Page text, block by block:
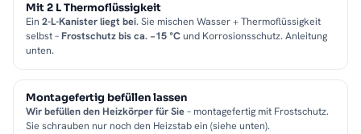
Mit 2 L Thermoflüssigkeit
Ein 2-L-Kanister liegt bei. Sie mischen Wasser + Thermoflüssigkeit
selbst –Frostschutz bis ca. −15 °Cund Korrosionsschutz. Anleitung
unten.
Montagefertig befüllen lassen
Wir befüllen den Heizkörper für Sie– montagefertig mit Frostschutz.
Sie schrauben nur noch den Heizstab ein (siehe unten).